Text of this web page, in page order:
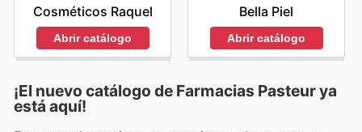
Cosméticos Raquel
Abrir catálogo
Bella Piel
Abrir catálogo
¡El nuevo catálogo de Farmacias Pasteurya
está aquí!